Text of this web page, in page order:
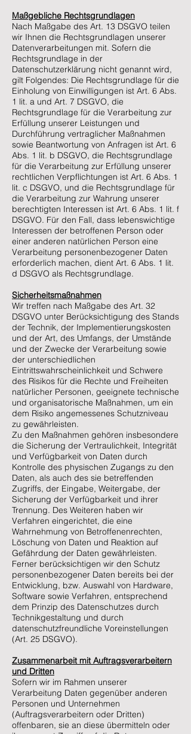
Maßgebliche Rechtsgrundlagen
Nach Maßgabe des Art. 13 DSGVO teilen
wir Ihnen die Rechtsgrundlagen unserer
Datenverarbeitungen mit. Sofern die
Rechtsgrundlage in der
Datenschutzerklärung nicht genannt wird,
gilt Folgendes: Die Rechtsgrundlage für die
Einholung von Einwilligungen ist Art. 6 Abs.
1 lit. a und Art. 7 DSGVO, die
Rechtsgrundlage für die Verarbeitung zur
Erfüllung unserer Leistungen und
Durchführung vertraglicher Maßnahmen
sowie Beantwortung von Anfragen ist Art. 6
Abs. 1 lit. b DSGVO, die Rechtsgrundlage
für die Verarbeitung zur Erfüllung unserer
rechtlichen Verpflichtungen ist Art. 6 Abs. 1
lit. c DSGVO, und die Rechtsgrundlage für
die Verarbeitung zur Wahrung unserer
berechtigten Interessen ist Art. 6 Abs. 1 lit. f
DSGVO. Für den Fall, dass lebenswichtige
Interessen der betroffenen Person oder
einer anderen natürlichen Person eine
Verarbeitung personenbezogener Daten
erforderlich machen, dient Art. 6 Abs. 1 lit.
d DSGVO als Rechtsgrundlage.
Sicherheitsmaßnahmen
Wir treffen nach Maßgabe des Art. 32
DSGVO unter Berücksichtigung des Stands
der Technik, der Implementierungskosten
und der Art, des Umfangs, der Umstände
und der Zwecke der Verarbeitung sowie
der unterschiedlichen
Eintrittswahrscheinlichkeit und Schwere
des Risikos für die Rechte und Freiheiten
natürlicher Personen, geeignete technische
und organisatorische Maßnahmen, um ein
dem Risiko angemessenes Schutzniveau
zu gewährleisten.
Zu den Maßnahmen gehören insbesondere
die Sicherung der Vertraulichkeit, Integrität
und Verfügbarkeit von Daten durch
Kontrolle des physischen Zugangs zu den
Daten, als auch des sie betreffenden
Zugriffs, der Eingabe, Weitergabe, der
Sicherung der Verfügbarkeit und ihrer
Trennung. Des Weiteren haben wir
Verfahren eingerichtet, die eine
Wahrnehmung von Betroffenenrechten,
Löschung von Daten und Reaktion auf
Gefährdung der Daten gewährleisten.
Ferner berücksichtigen wir den Schutz
personenbezogener Daten bereits bei der
Entwicklung, bzw. Auswahl von Hardware,
Software sowie Verfahren, entsprechend
dem Prinzip des Datenschutzes durch
Technikgestaltung und durch
datenschutzfreundliche Voreinstellungen
(Art. 25 DSGVO).
Zusammenarbeit mit Auftragsverarbeitern
und Dritten
Sofern wir im Rahmen unserer
Verarbeitung Daten gegenüber anderen
Personen und Unternehmen
(Auftragsverarbeitern oder Dritten)
offenbaren, sie an diese übermitteln oder